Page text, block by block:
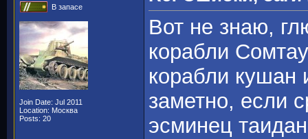
В запасе
Join Date: Jul 2011
Location: Москва
Posts: 20
Вот не знаю,
корабли
корабли кушан
заметно, если
эсминец